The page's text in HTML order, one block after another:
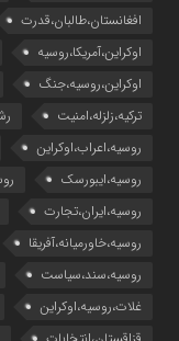
افغانستان،طالبان،قدرت
اوکراین،آمریکا،روسیه
اوکراین،روسیه،جنگ
ترکیه،زلزله،امنیت
روسیه،اعراب،اوکراین
روسیه،ایبورسک
روسیه،ایران،تجارت
روسیه،خاورمیانه،آفریقا
روسیه،سند،سیاست
غلات،روسیه،اوکراین